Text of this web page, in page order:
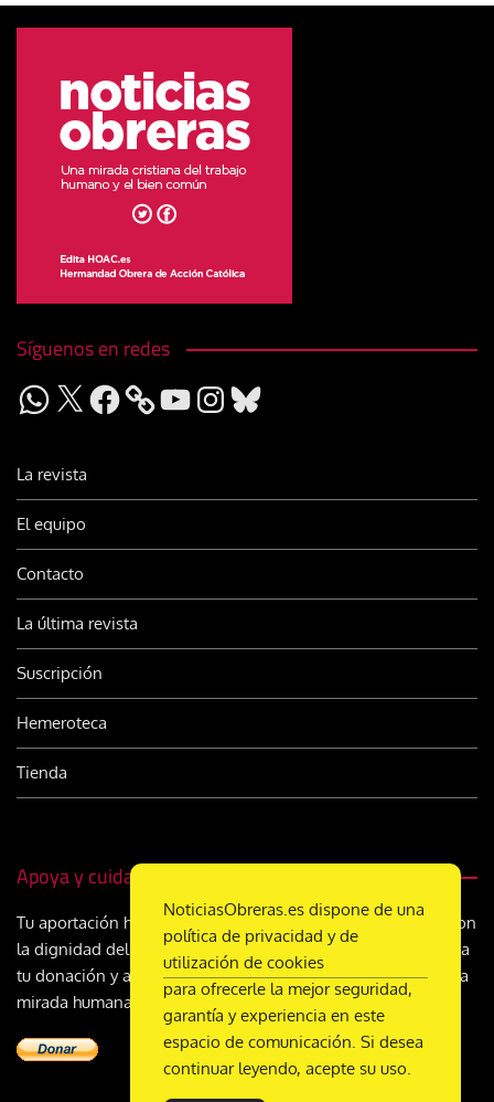
Síguenos en redes
WhatsApp
X Facebook YouTubeInstagram
Bluesky
La revista
El equipo
Contacto
La última revista
Suscripción
Hemeroteca
Tienda
Apoya y cuida Noticias Obreras
Tu aportación hace posible un periodismo comprometido con
la dignidad del trabajo, la justicia social y la esperanza. Suma
tu donación y ayúdanos a seguir construyendo, día a día, una
mirada humana y cristiana sobre el mundo del trabajo
NoticiasObreras.es dispone de una
política de privacidad y de
utilización de cookies
para ofrecerle la mejor seguridad,
garantía y experiencia en este
espacio de comunicación. Si desea
continuar leyendo, acepte su uso.